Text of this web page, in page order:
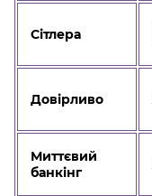
Сітлера
Довірливо
Миттєвий
банкінг